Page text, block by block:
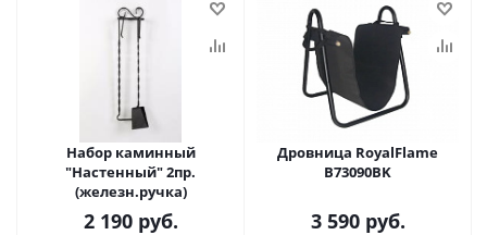
Набор каминный
"Настенный" 2пр.
(железн.ручка)
2 190руб.
Дровница RoyalFlame
B73090BK
3 590руб.